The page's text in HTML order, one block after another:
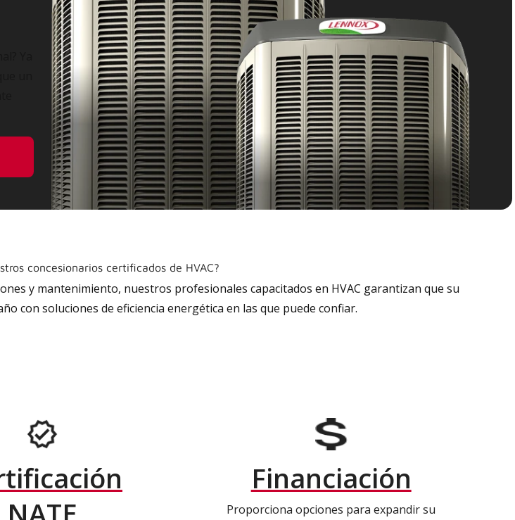
concesionarios certificados de HVAC?
y mantenimiento, nuestros profesionales capacitados en HVAC garantizan que su
con soluciones de eficiencia energética en las que puede confiar.
Financiación
Proporciona opciones para expandir su